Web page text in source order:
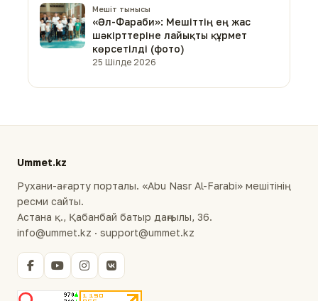
Мешіт тынысы
«Әл-Фараби»: Мешіттің ең жас
шәкірттеріне лайықты құрмет
көрсетілді (фото)
25 Шілде 2026
Ummet.kz
Рухани-ағарту порталы. «Abu Nasr Al-Farabi» мешітінің
ресми сайты.
Астана қ., Қабанбай батыр даңғылы, 36.
info@ummet.kz · support@ummet.kz